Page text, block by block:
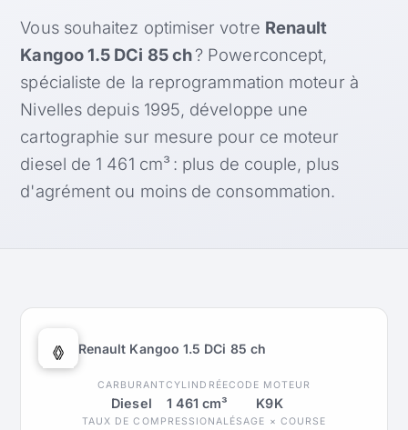
Vous souhaitez optimiser votre Renault
Kangoo 1.5 DCi 85 ch? Powerconcept,
spécialiste de la reprogrammation moteur à
Nivelles depuis 1995, développe une
cartographie sur mesure pour ce moteur
diesel de 1 461 cm³ : plus de couple, plus
d'agrément ou moins de consommation.
Renault Kangoo 1.5 DCi 85 ch
CARBURANT
Diesel
CYLINDRÉE
1 461 cm³
CODE MOTEUR
K9K
TAUX DE COMPRESSION ALÉSAGE × COURSE